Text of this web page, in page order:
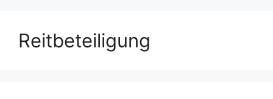
Reitbeteiligung